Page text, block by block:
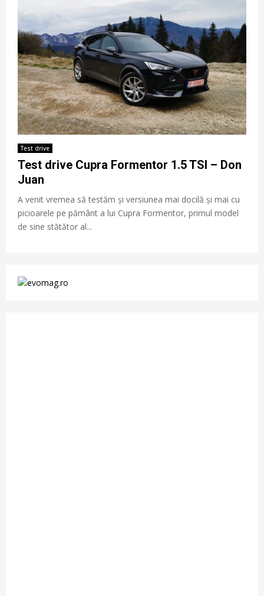
Test drive
Test drive Cupra Formentor 1.5 TSI – Don
Juan
A venit vremea să testăm și versiunea mai docilă și mai cu
picioarele pe pământ a lui Cupra Formentor, primul model
de sine stătător al...